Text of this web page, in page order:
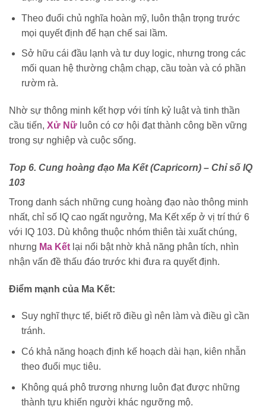
Theo đuổi chủ nghĩa hoàn mỹ, luôn thận trọng trước
mọi quyết định để hạn chế sai lầm.
Sở hữu cái đầu lạnh và tư duy logic, nhưng trong các
mối quan hệ thường chậm chạp, cầu toàn và có phần
rườm rà.
Nhờ sự thông minh kết hợp với tính kỷ luật và tinh thần
cầu tiến, Xử Nữ luôn có cơ hội đạt thành công bền vững
trong sự nghiệp và cuộc sống.
Top 6. Cung hoàng đạo Ma Kết (Capricorn) – Chỉ số IQ
103
Trong danh sách những cung hoàng đạo nào thông minh
nhất, chỉ số IQ cao ngất ngưởng, Ma Kết xếp ở vị trí thứ 6
với IQ 103. Dù không thuộc nhóm thiên tài xuất chúng,
nhưng Ma Kết lại nổi bật nhờ khả năng phân tích, nhìn
nhận vấn đề thấu đáo trước khi đưa ra quyết định.
Điểm mạnh của Ma Kết:
Suy nghĩ thực tế, biết rõ điều gì nên làm và điều gì cần
tránh.
Có khả năng hoạch định kế hoạch dài hạn, kiên nhẫn
theo đuổi mục tiêu.
Không quá phô trương nhưng luôn đạt được những
thành tựu khiến người khác ngưỡng mộ.